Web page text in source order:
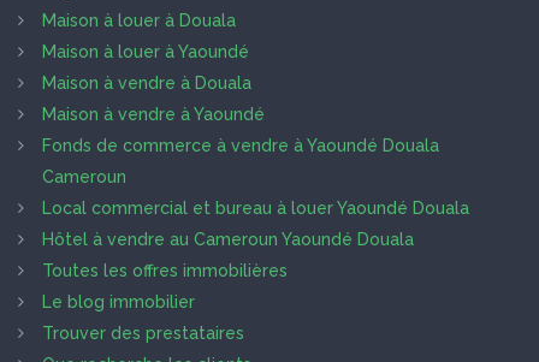
Maison à louer à Douala
Maison à louer à Yaoundé
Maison à vendre à Douala
Maison à vendre à Yaoundé
Fonds de commerce à vendre à Yaoundé Douala
Cameroun
Local commercial et bureau à louer Yaoundé Douala
Hôtel à vendre au Cameroun Yaoundé Douala
Toutes les offres immobilières
Le blog immobilier
Trouver des prestataires